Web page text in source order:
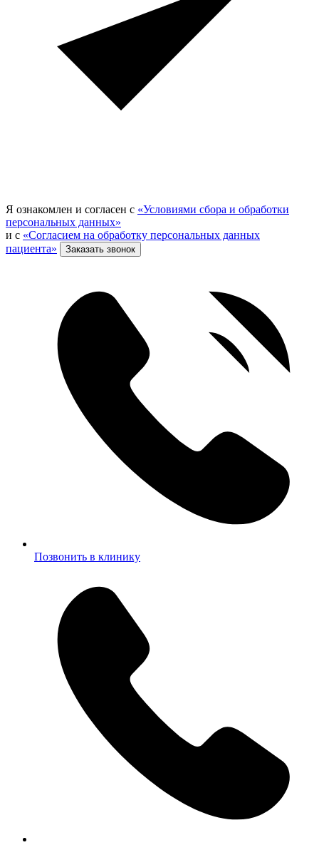
Я ознакомлен и согласен с «Условиями сбора и обработки
персональных данных»
и с «Согласием на обработку персональных данных
пациента»
Заказать звонок
Позвонить в клинику